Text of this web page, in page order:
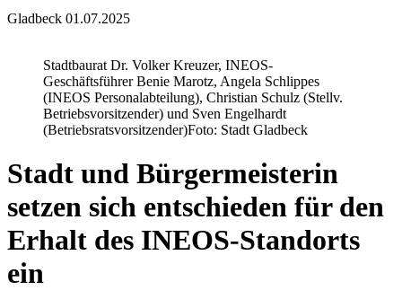
Gladbeck 01.07.2025
Stadtbaurat Dr. Volker Kreuzer, INEOS-
Geschäftsführer Benie Marotz, Angela Schlippes
(INEOS Personalabteilung), Christian Schulz (Stellv.
Betriebsvorsitzender) und Sven Engelhardt
(Betriebsratsvorsitzender)Foto: Stadt Gladbeck
Stadt und Bürgermeisterin
setzen sich entschieden für den
Erhalt des INEOS-Standorts
ein